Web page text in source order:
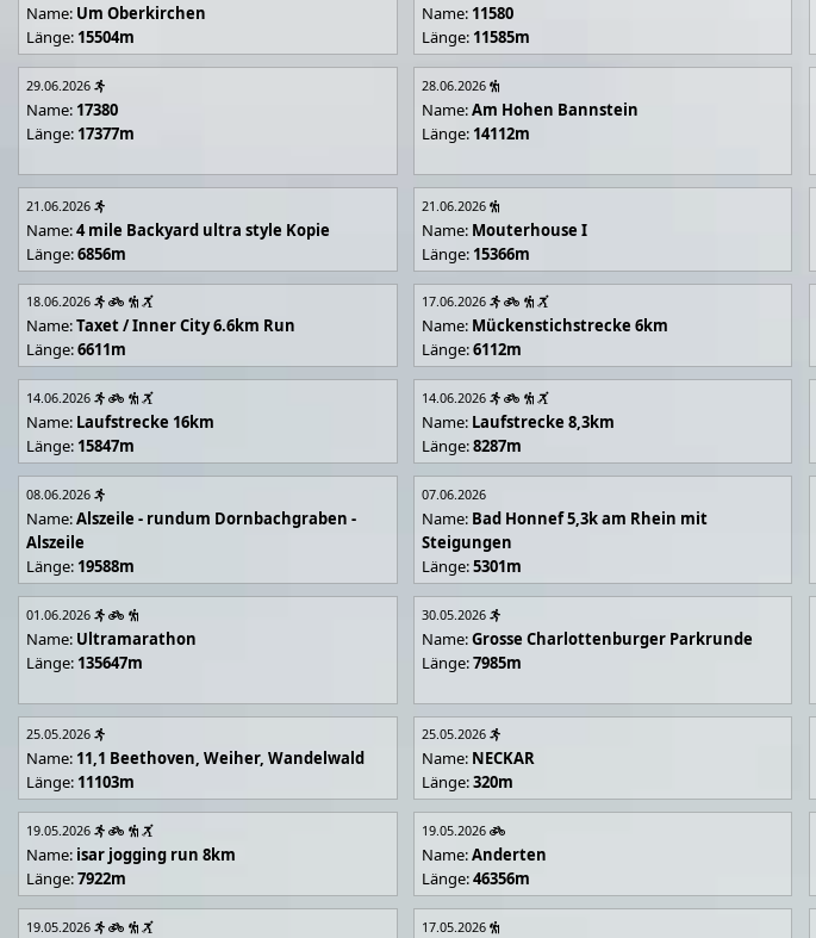
Name: Um Oberkirchen
Länge: 15504m
Name: 11580
Länge: 11585m
29.06.2026
Name: 17380
Länge: 17377m
28.06.2026
Name:Am Hohen Bannstein
Länge: 14112m
21.06.2026
Name:4 mile Backyard ultra style Kopie
Länge:6856m
21.06.2026
Name: Mouterhouse I
Länge: 15366m
18.06.2026
Name:Taxet / Inner City 6.6km Run
Länge:6611m
17.06.2026
Name: Mückenstichstrecke 6km
Länge:6112m
14.06.2026
Name: Laufstrecke 16km
Länge: 15847m
14.06.2026
Name: Laufstrecke 8,3km
Länge:8287m
08.06.2026
Name:Alszeile - rundum Dornbachgraben -
Alszeile
Länge: 19588m
07.06.2026
Name: Bad Honnef 5,3k am Rhein mit
Steigungen
Länge:5301m
01.06.2026
Name: Ultramarathon
Länge: 135647m
30.05.2026
Name:Grosse Charlottenburger Parkrunde
Länge:7985m
25.05.2026
Name: 11,1 Beethoven, Weiher, Wandelwald
Länge: 11103m
25.05.2026
Name: NECKAR
Länge:320m
19.05.2026
Name: isar jogging run 8km
Länge:7922m
19.05.2026
Name:Anderten
Länge:46356m
19.05.2026 17.05.2026